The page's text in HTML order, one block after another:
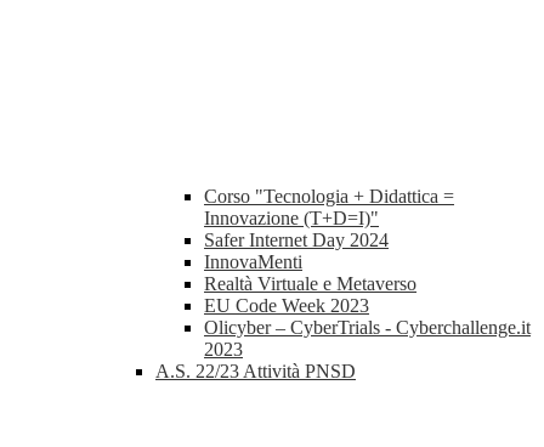
Corso "Tecnologia + Didattica =
Innovazione (T+D=I)"
Safer Internet Day 2024
InnovaMenti
Realtà Virtuale e Metaverso
EU Code Week 2023
Olicyber – CyberTrials - Cyberchallenge.it
2023
A.S. 22/23 Attività PNSD